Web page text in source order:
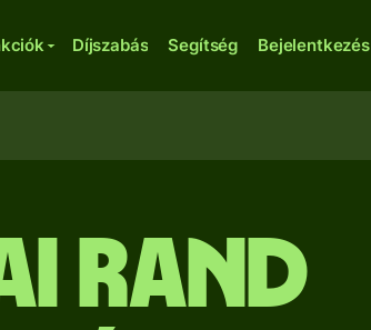
Díjszabás Segítség Bejelentkezés
rand